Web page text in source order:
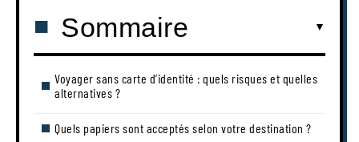
Sommaire
Voyager sans carte d’identité : quels risques et quelles
alternatives ?
Quels papiers sont acceptés selon votre destination ?